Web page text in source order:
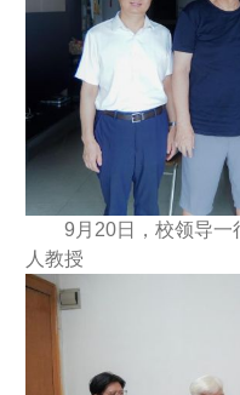
9月20日，校领导一
人教授